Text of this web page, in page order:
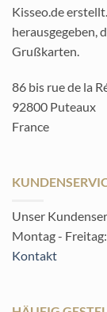
Kisseo.de
herausgegeben,
Grußkarten.
86 bis rue de la
92800 Puteaux
France
Unser
Montag -
Kontakt